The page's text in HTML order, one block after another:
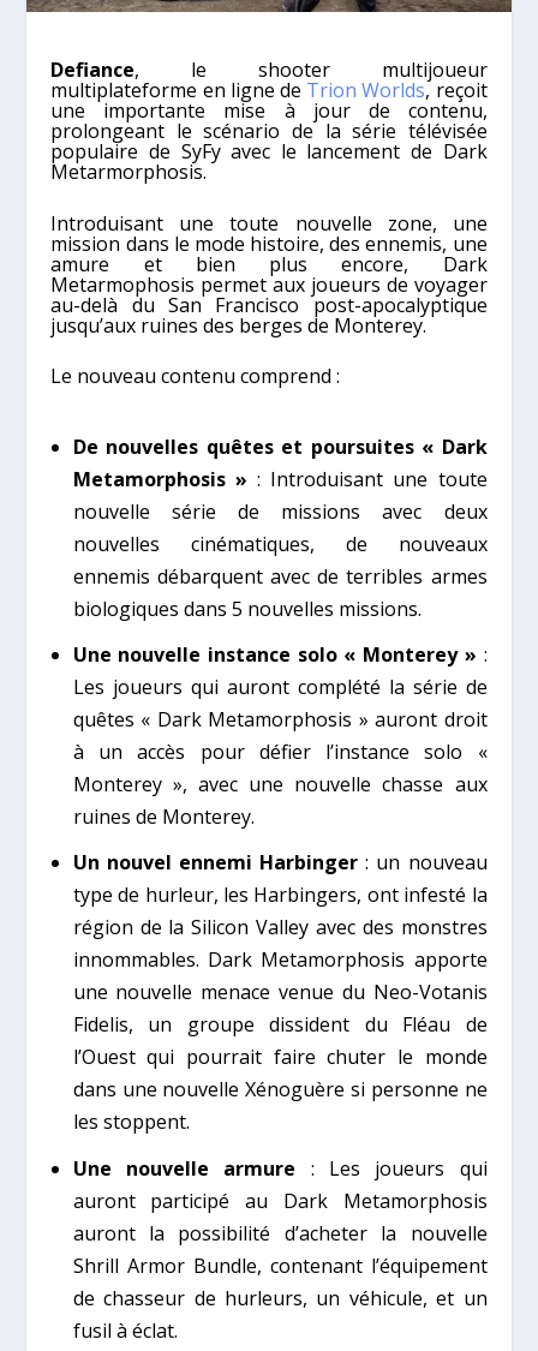
Defiance, le shooter multijoueur
multiplateforme en ligne de Trion Worlds, reçoit
une importante mise à jour de contenu,
prolongeant le scénario de la série télévisée
populaire de SyFy avec le lancement de Dark
Metarmorphosis.
Introduisant une toute nouvelle zone, une
mission dans le mode histoire, des ennemis, une
amure et bien plus encore, Dark
Metarmophosis permet aux joueurs de voyager
au-delà du San Francisco post-apocalyptique
jusqu’aux ruines des berges de Monterey.
Le nouveau contenu comprend :
De nouvelles quêtes et poursuites « Dark
Metamorphosis » : Introduisant une toute
nouvelle série de missions avec deux
nouvelles cinématiques, de nouveaux
ennemis débarquent avec de terribles armes
biologiques dans 5 nouvelles missions.
Une nouvelle instance solo « Monterey » :
Les joueurs qui auront complété la série de
quêtes « Dark Metamorphosis » auront droit
à un accès pour défier l’instance solo «
Monterey », avec une nouvelle chasse aux
ruines de Monterey.
Un nouvel ennemi Harbinger : un nouveau
type de hurleur, les Harbingers, ont infesté la
région de la Silicon Valley avec des monstres
innommables. Dark Metamorphosis apporte
une nouvelle menace venue du Neo-Votanis
Fidelis, un groupe dissident du Fléau de
l’Ouest qui pourrait faire chuter le monde
dans une nouvelle Xénoguère si personne ne
les stoppent.
Une nouvelle armure : Les joueurs qui
auront participé au Dark Metamorphosis
auront la possibilité d’acheter la nouvelle
Shrill Armor Bundle, contenant l’équipement
de chasseur de hurleurs, un véhicule, et un
fusil à éclat.